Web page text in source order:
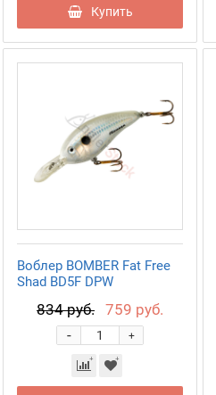
Купить
Воблер BOMBER Fat Free
Shad BD5F DPW
834 руб. 759 руб.
+
-